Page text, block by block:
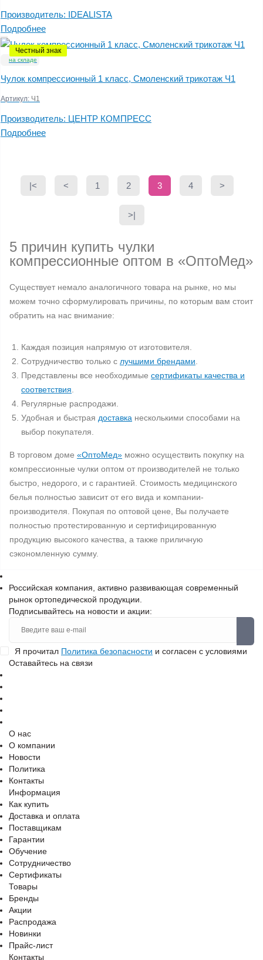
Производитель: IDEALISTA
Подробнее
Честный знак
на складе
Чулок компрессионный 1 класс, Смоленский трикотаж Ч1
Артикул: Ч1
Производитель: ЦЕНТР КОМПРЕСС
Подробнее
|< < 1 2 3 4 >
>|
5 причин купить чулки
компрессионные оптом в «ОптоМед»
Существует немало аналогичного товара на рынке, но мы
можем точно сформулировать причины, по которым вам стоит
обратить на нас внимание:
Каждая позиция напрямую от изготовителя.
Сотрудничество только с лучшими брендами
Представлены все необходимые сертификаты качества и
соответствия
Регулярные распродажи.
Удобная и быстрая доставка несколькими способами на
выбор покупателя.
В торговом доме «ОптоМед» можно осуществить покупку на
компрессионные чулки оптом от производителей не только
быстро, недорого, и с гарантией. Стоимость медицинского
белья полностью зависит от его вида и компании-
производителя. Покупая по оптовой цене, Вы получаете
полностью протестированную и сертифицированную
продукцию высокого качества, а также приличную
сэкономленную сумму.
Российская компания, активно развивающая современный
рынок ортопедической продукции.
Подписывайтесь на новости и акции:
Я прочитал Политика безопасности и согласен с условиями
Оставайтесь на связи
О нас
О компании
Новости
Политика
Контакты
Информация
Как купить
Доставка и оплата
Поставщикам
Гарантии
Обучение
Сотрудничество
Сертификаты
Товары
Бренды
Акции
Распродажа
Новинки
Прайс-лист
Контакты